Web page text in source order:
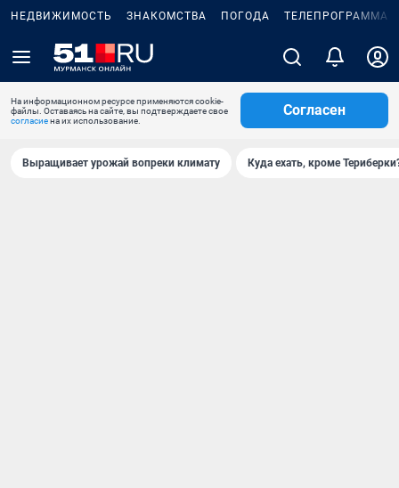
НЕДВИЖИМОСТЬ ЗНАКОМСТВА ПОГОДА ТЕЛЕПРОГРАММА
На информационном ресурсе применяются cookie-
файлы. Оставаясь на сайте, вы подтверждаете свое
согласиена их использование.
Согласен
Выращивает урожай вопреки климату Куда ехать, кроме